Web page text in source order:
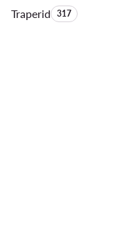
TraperidToodete arv:
317